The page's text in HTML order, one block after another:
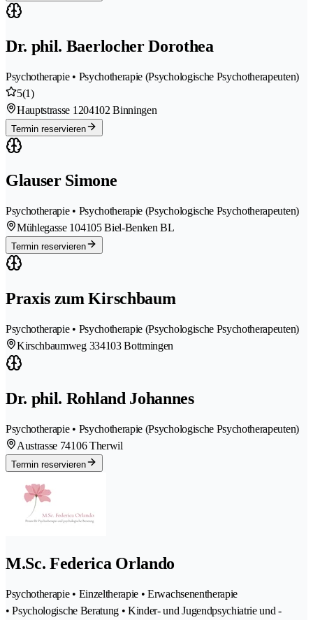
Dr. phil. Baerlocher Dorothea
Psychotherapie • Psychotherapie (Psychologische Psychotherapeuten)
5(1)
Hauptstrasse 1204102 Binningen
Termin reservieren
Glauser Simone
Psychotherapie • Psychotherapie (Psychologische Psychotherapeuten)
Mühlegasse 104105 Biel-Benken BL
Termin reservieren
Praxis zum Kirschbaum
Psychotherapie • Psychotherapie (Psychologische Psychotherapeuten)
Kirschbaumweg 334103 Bottmingen
Dr. phil. Rohland Johannes
Psychotherapie • Psychotherapie (Psychologische Psychotherapeuten)
Austrasse 74106 Therwil
Termin reservieren
M.Sc. Federica Orlando
Psychotherapie • Einzeltherapie • Erwachsenentherapie
• Psychologische Beratung • Kinder- und Jugendpsychiatrie und -